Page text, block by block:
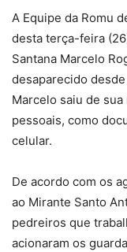
A Equipe da Romu
desta terça-feira
Santana Marcelo
desaparecido
Marcelo saiu de
pessoais, como
celular.
De acordo com os
ao Mirante Santo
pedreiros que
acionaram os